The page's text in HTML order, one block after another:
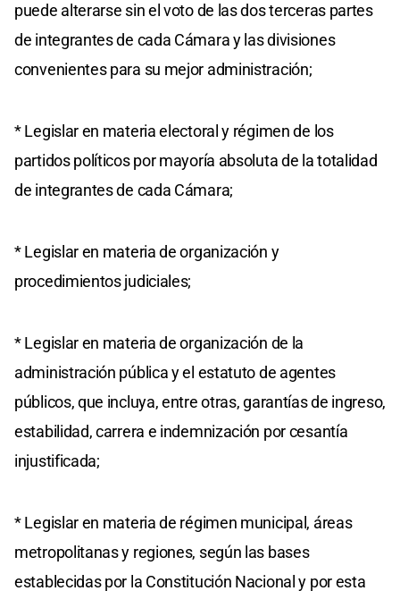
puede alterarse sin el voto de las dos terceras partes
de integrantes de cada Cámara y las divisiones
convenientes para su mejor administración;
* Legislar en materia electoral y régimen de los
partidos políticos por mayoría absoluta de la totalidad
de integrantes de cada Cámara;
* Legislar en materia de organización y
procedimientos judiciales;
* Legislar en materia de organización de la
administración pública y el estatuto de agentes
públicos, que incluya, entre otras, garantías de ingreso,
estabilidad, carrera e indemnización por cesantía
injustificada;
* Legislar en materia de régimen municipal, áreas
metropolitanas y regiones, según las bases
establecidas por la Constitución Nacional y por esta